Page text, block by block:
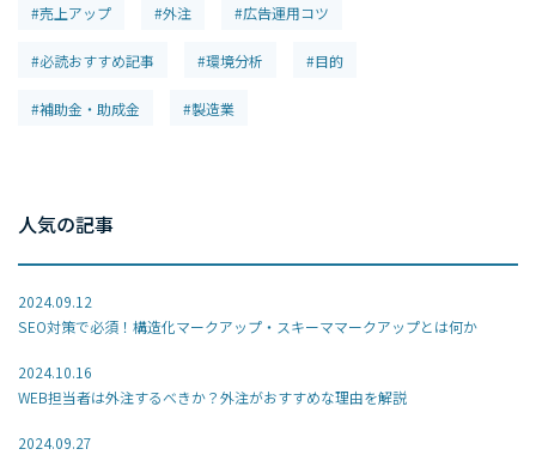
#売上アップ #外注 #広告運用コツ
#必読おすすめ記事 #環境分析 #目的
#補助金・助成金 #製造業
人気の記事
2024.09.12
SEO対策で必須！構造化マークアップ・スキーママークアップとは何か
2024.10.16
WEB担当者は外注するべきか？外注がおすすめな理由を解説
2024.09.27